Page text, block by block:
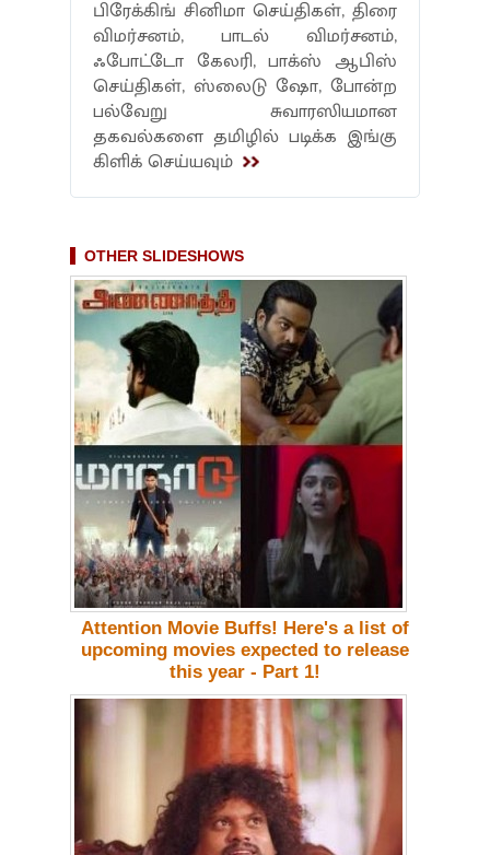
பிரேக்கிங் சினிமா செய்திகள், திரை
விமர்சனம், பாடல் விமர்சனம்,
ஃபோட்டோ கேலரி, பாக்ஸ் ஆபிஸ்
செய்திகள், ஸ்லைடு ஷோ, போன்ற
பல்வேறு சுவாரஸியமான
தகவல்களை தமிழில் படிக்க இங்கு
கிளிக் செய்யவும்
OTHER SLIDESHOWS
Attention Movie Buffs! Here's a list of
upcoming movies expected to release
this year - Part 1!